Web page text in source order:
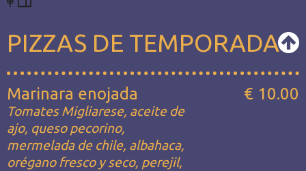
PIZZAS DE TEMPORADA
Marinara enojada
Tomates Migliarese, aceite de
ajo, queso pecorino,
mermelada de chile, albahaca,
orégano fresco y seco, perejil,
€ 10.00